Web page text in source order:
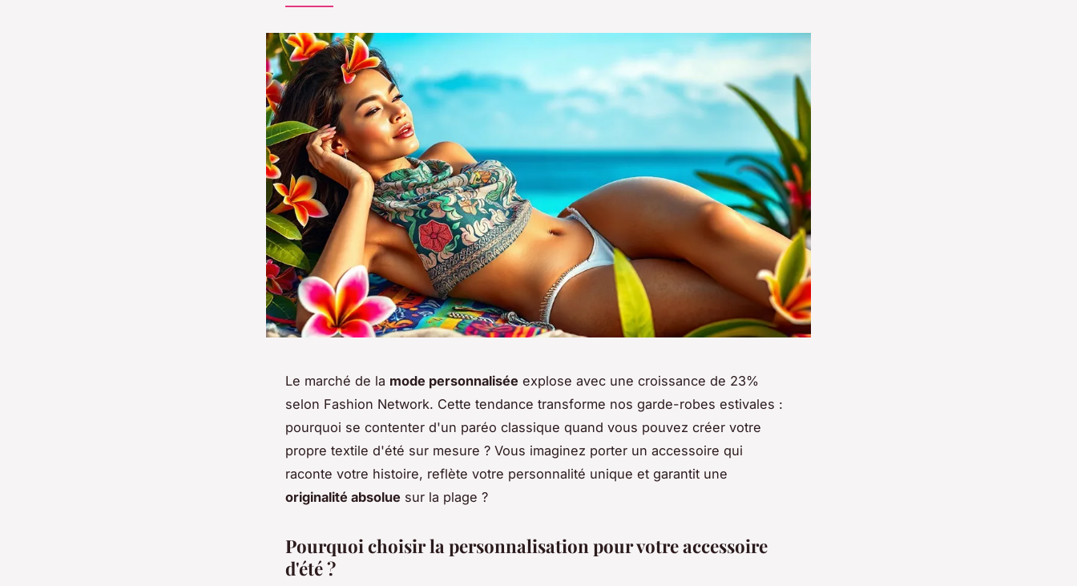
Le marché de la mode personnalisée explose avec une croissance de 23%
selon Fashion Network. Cette tendance transforme nos garde-robes estivales :
pourquoi se contenter d'un paréo classique quand vous pouvez créer votre
propre textile d'été sur mesure ? Vous imaginez porter un accessoire qui
raconte votre histoire, reflète votre personnalité unique et garantit une
originalité absolue sur la plage ?
Pourquoi choisir la personnalisation pour votre accessoire
d'été ?